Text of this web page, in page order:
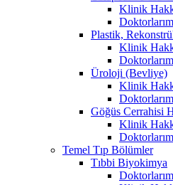
Klinik
Plastik,
Klinik
Üroloji (Bevliye)
Klinik
Göğüs Cerrahisi
Klinik
Temel Tıp Bölümler
Tıbbi Biyokimya